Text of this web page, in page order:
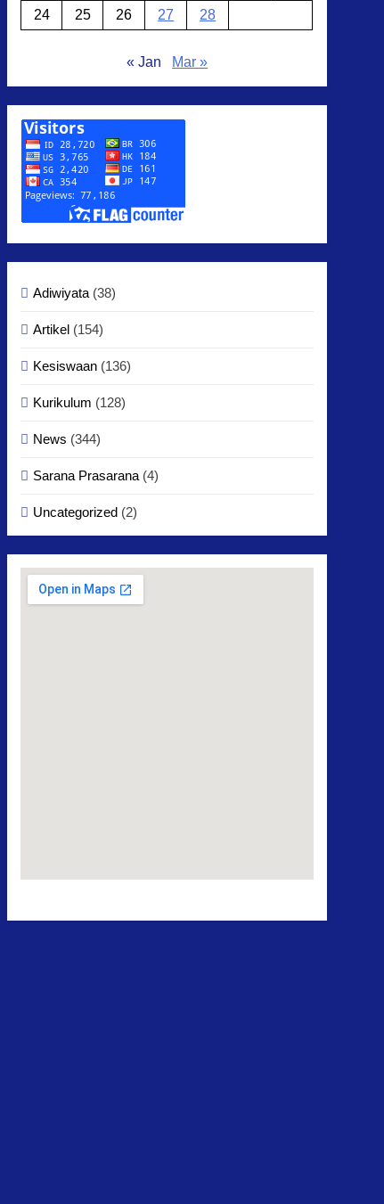
24
25 26 27 28
« Jan Mar »
Adiwiyata (38)
Artikel (154)
Kesiswaan (136)
Kurikulum (128)
News (344)
Sarana Prasarana (4)
Uncategorized (2)